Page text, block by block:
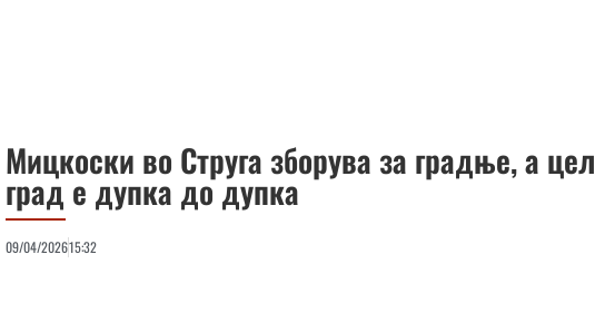
Мицкоски во Струга зборува за градње, а цел
град е дупка до дупка
09/04/202615:32